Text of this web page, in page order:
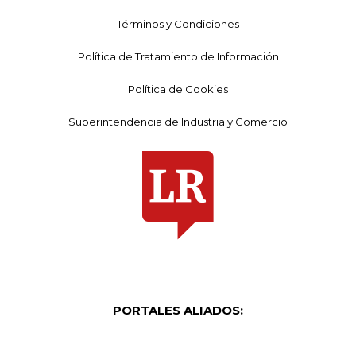
Términos y Condiciones
Política de Tratamiento de Información
Política de Cookies
Superintendencia de Industria y Comercio
PORTALES ALIADOS: